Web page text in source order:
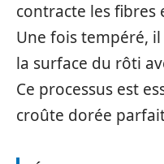
contracte les fibres
Une fois tempéré,
la surface du rôti
Ce processus est
croûte dorée